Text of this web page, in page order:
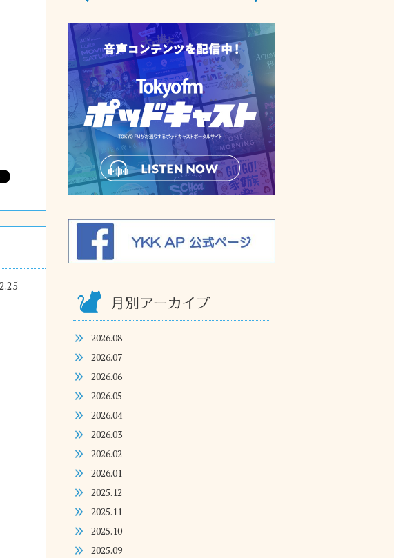
2026.08
2026.07
2026.06
2026.05
2026.04
2026.03
2026.02
2026.01
2025.12
2025.11
2025.10
2025.09